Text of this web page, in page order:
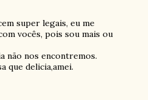
super legais, eu me
vocês, pois sou mais ou
não nos encontremos.
que delicia,amei.